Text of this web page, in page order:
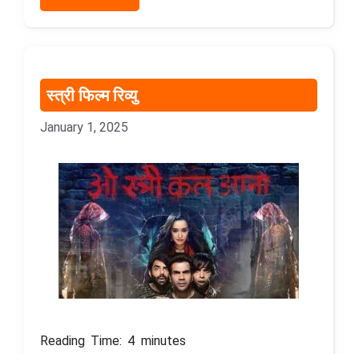
स्त्री फिल्म रिव्यु
January 1, 2025
Reading Time: 4 minutes